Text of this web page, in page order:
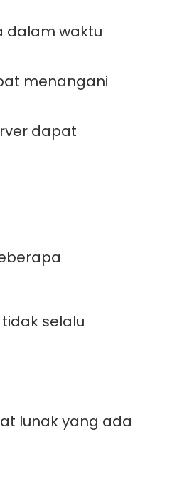
dalam waktu
menangani
dapat
selalu
lunak yang ada